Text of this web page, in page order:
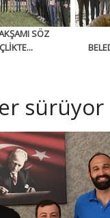
SÖZ
sürüyor